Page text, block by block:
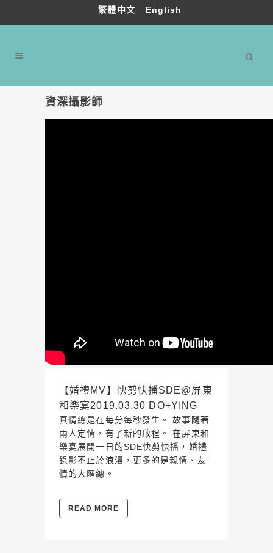
繁體中文 English
資深攝影師
【婚禮MV】快剪快播SDE@屏東
和樂宴2019.03.30 DO+YING
真情總是在每分每秒發生。 故事隨著
兩人定情，有了新的啟程。 在屏東和
樂宴展開一日的SDE快剪快播，婚禮
錄影不止於浪漫，更多的是親情、友
情的大匯總。
READ MORE